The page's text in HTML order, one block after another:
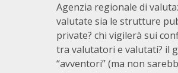
Agenzia regionale di
valutate sia le strutture
private? chi vigilerà sui
tra valutatori e valutati? il
“avventori” (ma non